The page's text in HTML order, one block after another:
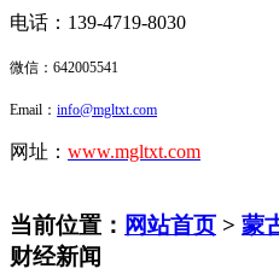
电话：139-4719-8030
微信： 642005541
Email： info@mgltxt.com
网址： www.mgltxt.com
当前位置： 网站首页 > 蒙
财经新闻